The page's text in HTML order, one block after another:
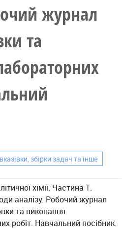
журнал
та
збірки задач та інше
хімії. Частина 1.
аналізу. Робочий журнал
та виконання
робіт. Навчальний посібник.